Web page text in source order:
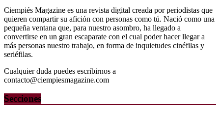
Ciempiés Magazine es una revista digital creada por periodistas que
quieren compartir su afición con personas como tú. Nació como una
pequeña ventana que, para nuestro asombro, ha llegado a
convertirse en un gran escaparate con el cual poder hacer llegar a
más personas nuestro trabajo, en forma de inquietudes cinéfilas y
seriéfilas.
Cualquier duda puedes escribirnos a
contacto@ciempiesmagazine.com
Secciones